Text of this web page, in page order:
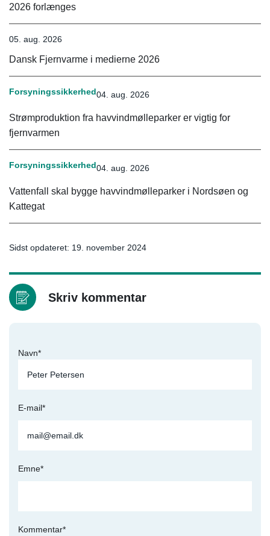
2026 forlænges
05. aug. 2026
Dansk Fjernvarme i medierne 2026
Forsyningssikkerhed04. aug. 2026
Strømproduktion fra havvindmølleparker er vigtig for
fjernvarmen
Forsyningssikkerhed04. aug. 2026
Vattenfall skal bygge havvindmølleparker i Nordsøen og
Kattegat
Sidst opdateret: 19. november 2024
Skriv kommentar
Navn*
E-mail*
Emne*
Kommentar*